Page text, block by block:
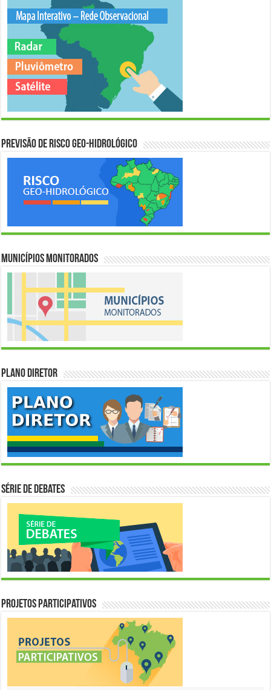
Previsão de Risco Geo-Hidrológico
Municípios Monitorados
Plano Diretor
Série de Debates
Projetos Participativos